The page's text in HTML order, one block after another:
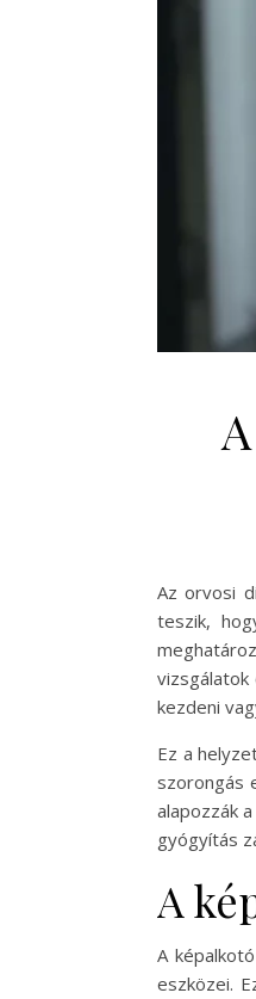
Az orvosi
teszik,
kezdeni
Ez a
szorongás
alapozzák
gyógyítás
A
A
eszközei.